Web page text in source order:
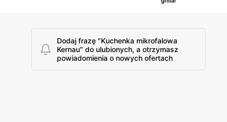
Dodaj frazę "Kuchenka mikrofalowa
Kernau" do ulubionych, a otrzymasz
powiadomienia o nowych ofertach